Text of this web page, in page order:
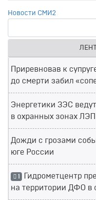
Новости СМИ2
Приревновав к
до смерти забил
Энергетики ЗЭС
в охранных зонах ЛЭП
Дожди с грозами
юге России
1 Гидрометцентр
на территории ДФО в